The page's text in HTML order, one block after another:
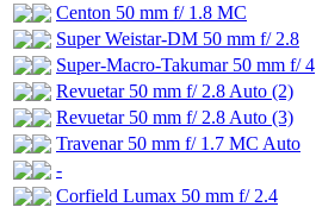
Centon 50 mm f/ 1.8 MC
Super Weistar-DM 50 mm f/ 2.8
Super-Macro-Takumar 50 mm f/ 4
Revuetar 50 mm f/ 2.8 Auto (2)
Revuetar 50 mm f/ 2.8 Auto (3)
Travenar 50 mm f/ 1.7 MC Auto
-
Corfield Lumax 50 mm f/ 2.4